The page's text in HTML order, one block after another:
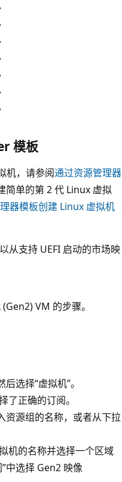
模板
机，请参阅通过资源管理器
简单的第 2 代 Linux 虚拟
器模板创建 Linux 虚拟机
从支持 UEFI 启动的市场映
VM 的步骤。
选择“虚拟机”。
了正确的订阅。
资源组的名称，或者从下拉
机的名称并选择一个区域
中选择 Gen2 映像